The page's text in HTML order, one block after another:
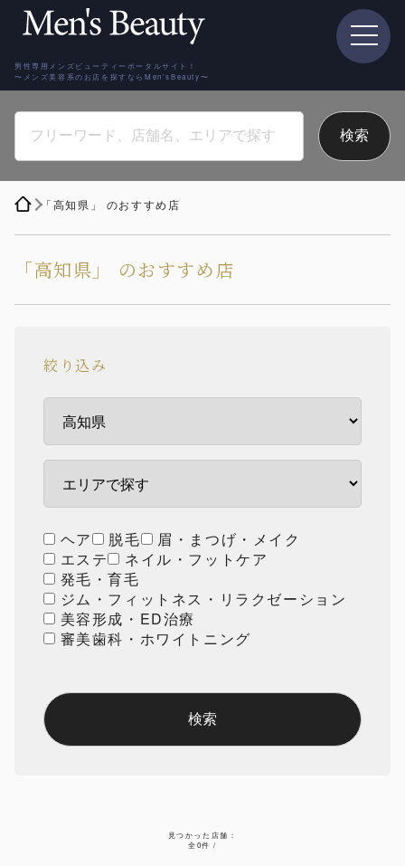
男性専用メンズビューティーポータルサイト！
〜メンズ美容系のお店を探すならMen'sBeauty〜
「高知県」 のおすすめ店
「高知県」 のおすすめ店
絞り込み
ヘア 脱毛
眉・まつげ・メイク
エステ
ネイル・フットケア
発毛・育毛
ジム・フィットネス・リラクゼーション
美容形成・ED治療
審美歯科・ホワイトニング
見つかった店舗：
全0件 /